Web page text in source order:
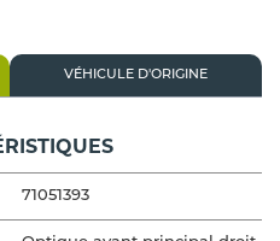
VÉHICULE D'ORIGINE
71051393